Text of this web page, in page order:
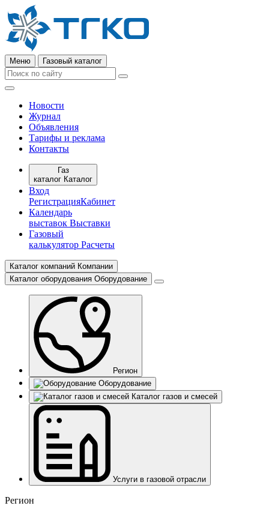
Меню Газовый каталог
Новости
Журнал
Объявления
Тарифы и реклама
Контакты
Газ
каталог Каталог
Вход
РегистрацияКабинет
Календарь
выставок Выставки
Газовый
калькулятор Расчеты
Каталог компаний Компании
Каталог оборудования Оборудование
Регион
Оборудование
Каталог газов и смесей
Услуги в газовой отрасли
Регион